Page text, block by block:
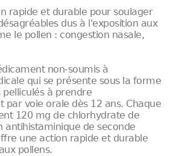
rapide et durable pour soulager
dus à l'exposition aux
le pollen : congestion nasale,
non-soumis à
qui se présente sous la forme
à prendre
par voie orale dès 12 ans. Chaque
120 mg de chlorhydrate de
antihistaminique de seconde
une action rapide et durable
pollens.